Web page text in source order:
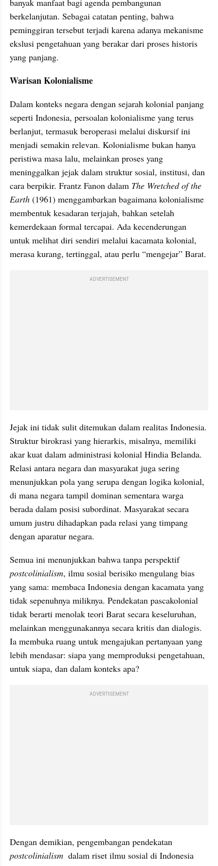
banyak manfaat bagi agenda pembangunan
berkelanjutan. Sebagai catatan penting, bahwa
peminggiran tersebut terjadi karena adanya mekanisme
ekslusi pengetahuan yang berakar dari proses historis
yang panjang.
Warisan Kolonialisme
Dalam konteks negara dengan sejarah kolonial panjang
seperti Indonesia, persoalan kolonialisme yang terus
berlanjut, termasuk beroperasi melalui diskursif ini
menjadi semakin relevan. Kolonialisme bukan hanya
peristiwa masa lalu, melainkan proses yang
meninggalkan jejak dalam struktur sosial, institusi, dan
cara berpikir. Frantz Fanon dalam The Wretched of the
Earth (1961) menggambarkan bagaimana kolonialisme
membentuk kesadaran terjajah, bahkan setelah
kemerdekaan formal tercapai. Ada kecenderungan
untuk melihat diri sendiri melalui kacamata kolonial,
merasa kurang, tertinggal, atau perlu “mengejar” Barat.
ADVERTISEMENT
Jejak ini tidak sulit ditemukan dalam realitas Indonesia.
Struktur birokrasi yang hierarkis, misalnya, memiliki
akar kuat dalam administrasi kolonial Hindia Belanda.
Relasi antara negara dan masyarakat juga sering
menunjukkan pola yang serupa dengan logika kolonial,
di mana negara tampil dominan sementara warga
berada dalam posisi subordinat. Masyarakat secara
umum justru dihadapkan pada relasi yang timpang
dengan aparatur negara.
Semua ini menunjukkan bahwa tanpa perspektif
postcolinialism, ilmu sosial berisiko mengulang bias
yang sama: membaca Indonesia dengan kacamata yang
tidak sepenuhnya miliknya. Pendekatan pascakolonial
tidak berarti menolak teori Barat secara keseluruhan,
melainkan menggunakannya secara kritis dan dialogis.
Ia membuka ruang untuk mengajukan pertanyaan yang
lebih mendasar: siapa yang memproduksi pengetahuan,
untuk siapa, dan dalam konteks apa?
ADVERTISEMENT
postcolinialism
  dalam riset ilmu sosial di Indonesia